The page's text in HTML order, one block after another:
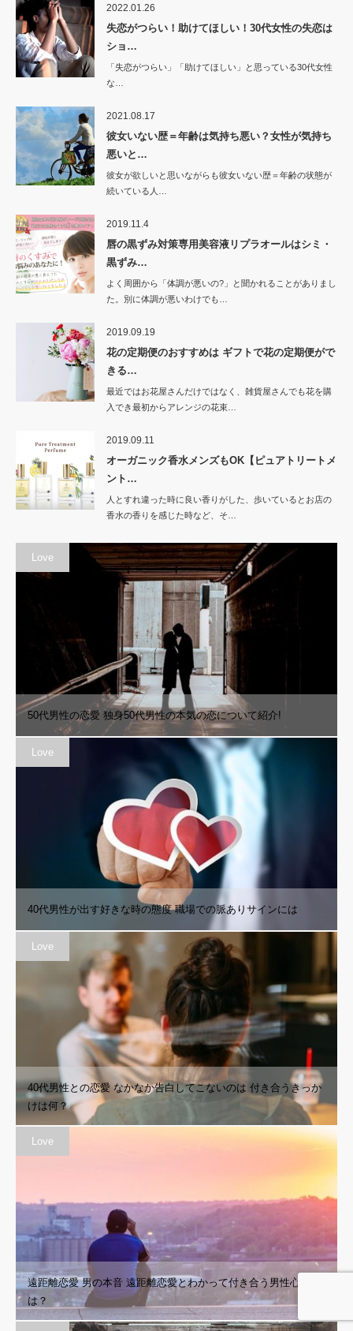
2022.01.26
失恋がつらい！助けてほしい！30代女性の失恋は
ショ…
「失恋がつらい」「助けてほしい」と思っている30代女性
な…
2021.08.17
彼女いない歴＝年齢は気持ち悪い？女性が気持ち
悪いと…
彼女が欲しいと思いながらも彼女いない歴＝年齢の状態が
続いている人…
2019.11.4
唇の黒ずみ対策専用美容液リプラオールはシミ・
黒ずみ…
よく周囲から「体調が悪いの?」と聞かれることがありまし
た。別に体調が悪いわけでも…
2019.09.19
花の定期便のおすすめは ギフトで花の定期便がで
きる…
最近ではお花屋さんだけではなく、雑貨屋さんでも花を購
入でき最初からアレンジの花束…
2019.09.11
オーガニック香水メンズもOK【ピュアトリートメ
ント…
人とすれ違った時に良い香りがした、歩いているとお店の
香水の香りを感じた時など、そ…
Love
50代男性の恋愛 独身50代男性の本気の恋について紹介!
Love
40代男性が出す好きな時の態度 職場での脈ありサインには
Love
40代男性との恋愛 なかなか告白してこないのは 付き合うきっか
けは何？
Love
遠距離恋愛 男の本音 遠距離恋愛とわかって付き合う男性心理と
は？